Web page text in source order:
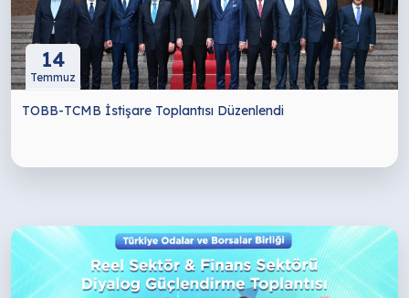
14
Temmuz
TOBB-TCMB İstişare Toplantısı Düzenlendi